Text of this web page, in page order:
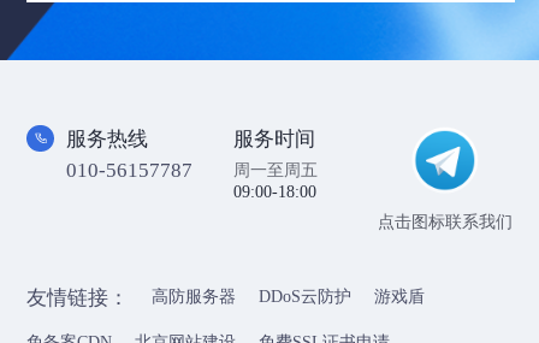
服务热线
010-56157787
服务时间
周一至周五
09:00-18:00
点击图标联系我们
友情链接： 高防服务器 DDoS云防护 游戏盾